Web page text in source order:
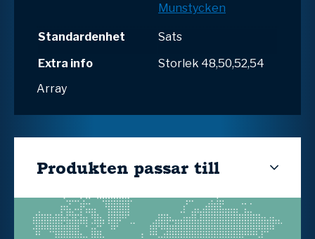
Munstycken
Standardenhet
Sats
Extra info
Storlek 48,50,52,54
Array
Produkten passar till